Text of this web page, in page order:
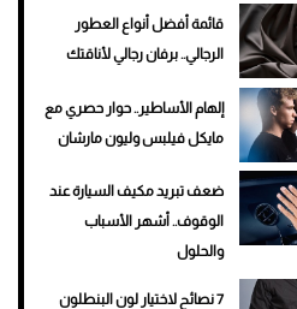
قائمة أفضل أنواع العطور
الرجالي.. برفان رجالي لأناقتك
إلهام الأساطير.. حوار حصري مع
مايكل فيلبس وليون مارشان
ضعف تبريد مكيف السيارة عند
الوقوف.. أشهر الأسباب
والحلول
7 نصائح لاختيار لون البنطلون